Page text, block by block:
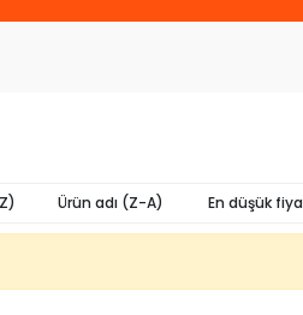
Ürün adı (Z-A) En düşük